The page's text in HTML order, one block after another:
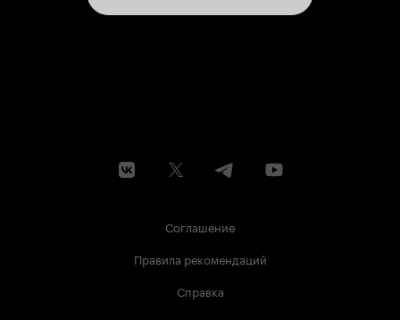
Соглашение
Правила рекомендаций
Справка